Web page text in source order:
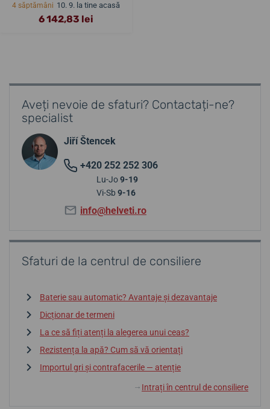
4 săptămâni 10. 9. la tine acasă
6 142,83 lei
Aveți nevoie de sfaturi? Contactați-ne?
specialist
Jiří Štencek
+420 252 252 306
Lu-Jo9-19
Vi-Sb 9-16
info@helveti.ro
Sfaturi de la centrul de consiliere
Baterie sau automatic? Avantaje și dezavantaje
Dicționar de termeni
La ce să fiți atenți la alegerea unui ceas?
Rezistența la apă? Cum să vă orientați
Importul gri și contrafacerile — atenție
↓ Intrați în centrul de consiliere